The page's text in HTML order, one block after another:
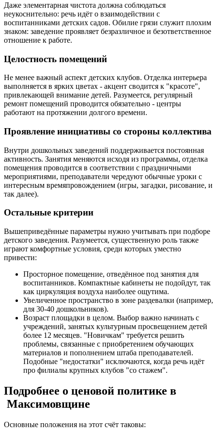
Даже элементарная чистота должна соблюдаться
неукоснительно: речь идёт о взаимодействии с
воспитанниками детских садов. Обилие грязи служит плохим
знаком: заведение проявляет безразличное и безответственное
отношение к работе.
Целостность помещений
Не менее важный аспект детских клубов. Отделка интерьера
выполняется в ярких цветах - акцент сводится к "красоте",
привлекающей внимание детей. Разумеется, регулярный
ремонт помещений проводится обязательно - центры
работают на протяжении долгого времени.
Проявление инициативы со стороны коллектива
Внутри дошкольных заведений поддерживается постоянная
активность. Занятия меняются исходя из программы, отделка
помещения проводится в соответствии с праздничными
мероприятиями, преподаватели чередуют обычные уроки с
интересным времяпровождением (игры, загадки, рисование, и
так далее).
Остальные критерии
Вышеприведённые параметры нужно учитывать при подборе
детского заведения. Разумеется, существенную роль также
играют комфортные условия, среди которых уместно
привести:
Просторное помещение, отведённое под занятия для
воспитанников. Компактные кабинеты не подойдут, так
как циркуляция воздуха наиболее ощутима.
Увеличенное пространство в зоне раздевалки (например,
для 30-40 дошкольников).
Возраст площадки в целом. Выбор важно начинать с
учреждений, занятых культурным просвещением детей
более 12 месяцев. "Новичкам" требуется решить
проблемы, связанные с приобретением обучающих
материалов и пополнением штаба преподавателей.
Подобные "недостатки" исключаются, когда речь идёт
про филиалы крупных клубов "со стажем".
Подробнее о ценовой политике в
Максимовщине
Основные положения на этот счёт таковы: